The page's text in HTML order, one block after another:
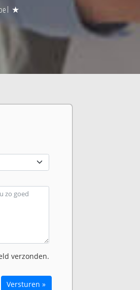
★
verzonden.
Versturen »